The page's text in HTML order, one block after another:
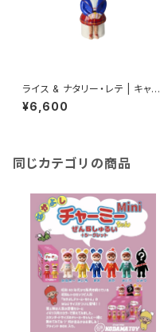
ライス & ナタリー・レテ | キャン
ドルホルダー キャット
¥6,600
同じカテゴリの商品